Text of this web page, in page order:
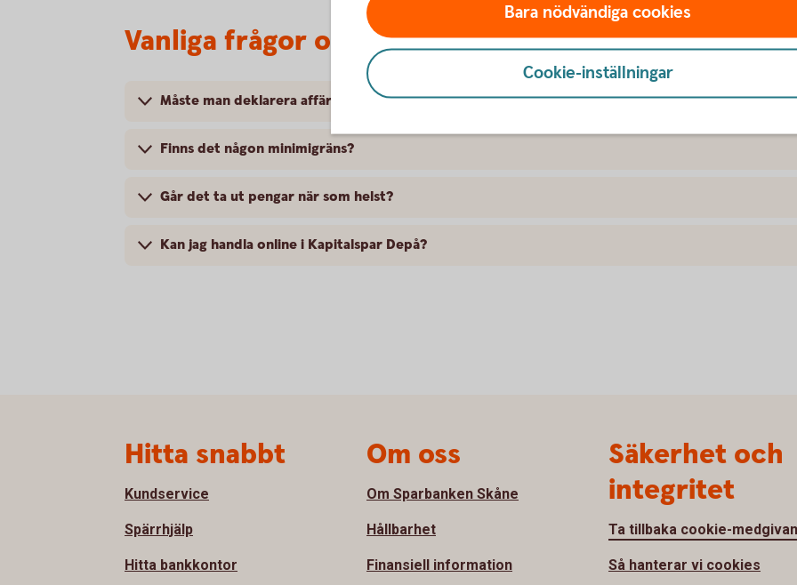
Vanliga frågor och svar
Måste man deklarera affärerna?
Finns det någon minimigräns?
Går det ta ut pengar när som helst?
Kan jag handla online i Kapitalspar Depå?
Bara nödvändiga cookies
Cookie-inställningar
Hitta snabbt
Kundservice
Spärrhjälp
Hitta bankkontor
Om oss
Om Sparbanken Skåne
Hållbarhet
Finansiell information
Säkerhet och
integritet
Ta tillbaka cookie-
Så hanterar vi cookies